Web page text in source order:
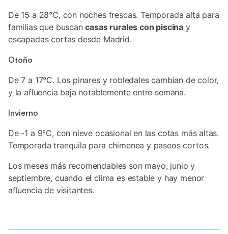
De 15 a 28°C, con noches frescas. Temporada alta para
familias que buscancasas rurales con piscina y
escapadas cortas desde Madrid.
Otoño
De 7 a 17°C. Los pinares y robledales cambian de color,
y la afluencia baja notablemente entre semana.
Invierno
De -1 a 9°C, con nieve ocasional en las cotas más altas.
Temporada tranquila para chimenea y paseos cortos.
Los meses más recomendables son mayo, junio y
septiembre, cuando el clima es estable y hay menor
afluencia de visitantes.